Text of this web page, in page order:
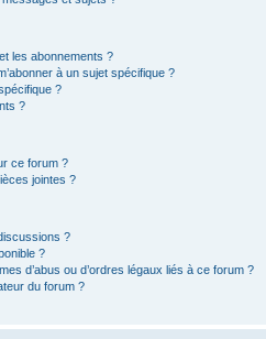
les abonnements ?
à un sujet spécifique ?
?
?
ce forum ?
jointes ?
?
?
d’abus ou d’ordres légaux liés à ce forum ?
du forum ?